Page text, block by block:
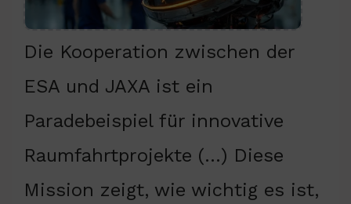
Die Kooperation zwischen der
ESA und JAXA ist ein
Paradebeispiel für innovative
Raumfahrtprojekte (…) Diese
Mission zeigt, wie wichtig es ist,